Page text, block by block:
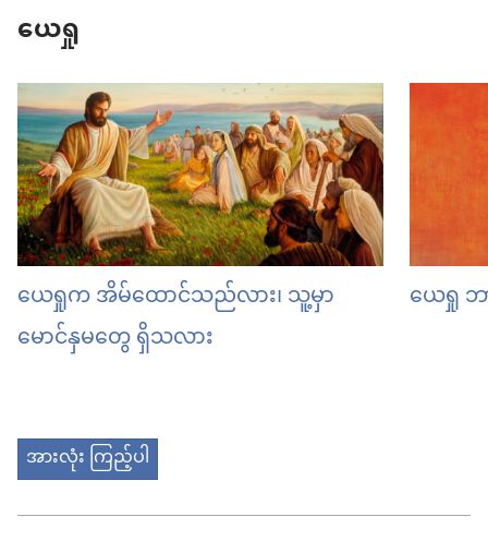
ယေရှု
ယေရှုက အိမ်ထောင်သည်လား၊ သူ့မှာ
မောင်နှမတွေ ရှိသလား
ယေရှု
အားလုံး ကြည့်ပါ